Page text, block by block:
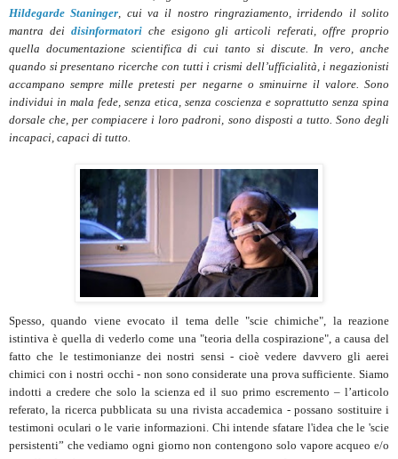
Hildegarde Staninger , cui va il nostro ringraziamento, irridendo il solito
mantra dei disinformatori che esigono gli articoli referati, offre proprio
quella documentazione scientifica di cui tanto si discute. In vero, anche
quando si presentano ricerche con tutti i crismi dell’ufficialità, i negazionisti
accampano sempre mille pretesti per negarne o sminuirne il valore. Sono
individui in mala fede, senza etica, senza coscienza e soprattutto senza spina
dorsale che, per compiacere i loro padroni, sono disposti a tutto. Sono degli
incapaci, capaci di tutto.
Spesso, quando viene evocato il tema delle "scie chimiche", la reazione
istintiva è quella di vederlo come una "teoria della cospirazione", a causa del
fatto che le testimonianze dei nostri sensi - cioè vedere davvero gli aerei
chimici con i nostri occhi - non sono considerate una prova sufficiente. Siamo
indotti a credere che solo la scienza ed il suo primo escremento – l’articolo
referato, la ricerca pubblicata su una rivista accademica - possano sostituire i
testimoni oculari o le varie informazioni. Chi intende sfatare l'idea che le 'scie
persistenti” che vediamo ogni giorno non contengono solo vapore acqueo e/o